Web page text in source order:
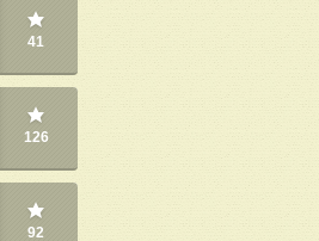
41
126
92